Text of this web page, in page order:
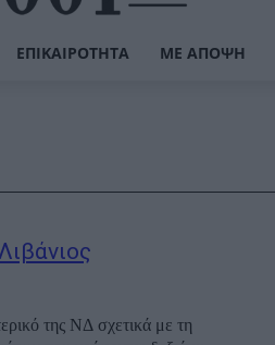
ΕΠΙΚΑΙΡΌΤΗΤΑ ΜΕ ΆΠΟΨΗ
της ΝΔ σχετικά με τη